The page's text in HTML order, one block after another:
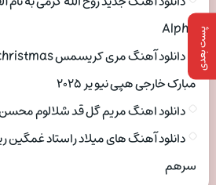
پست بعدی
Alpha
مبارک خارجی هپی نیو یر ۲۰۲۵
دانلود اهنگ مریم گل قد شلالوم
دانلود آهنگ های میلاد راستاد
سرهم